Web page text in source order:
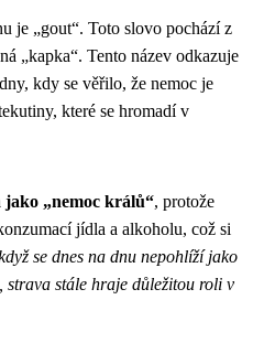
je „gout“. Toto slovo pochází z
„kapka“. Tento název odkazuje
kdy se věřilo, že nemoc je
které se hromadí v
„nemoc králů“, protože
jídla a alkoholu, což si
se dnes na dnu nepohlíží jako
strava stále hraje důležitou roli v